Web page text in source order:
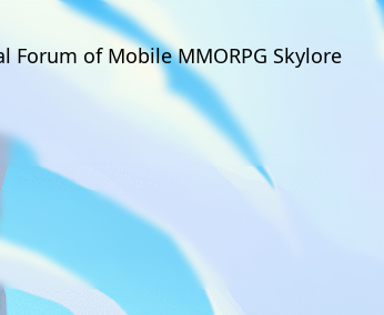
Forum of Mobile MMORPG Skylore